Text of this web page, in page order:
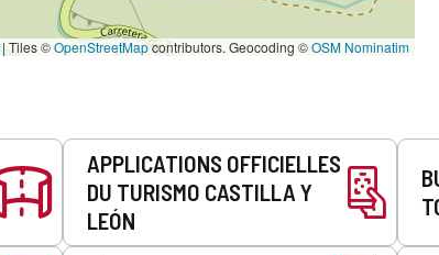
| Tiles ©OpenStreetMapcontributors. Geocoding ©OSM Nominatim
APPLICATIONS OFFICIELLES
DU TURISMO CASTILLA Y
LEÓN